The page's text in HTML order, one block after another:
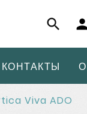

КОНТАКТЫ
Viva ADO